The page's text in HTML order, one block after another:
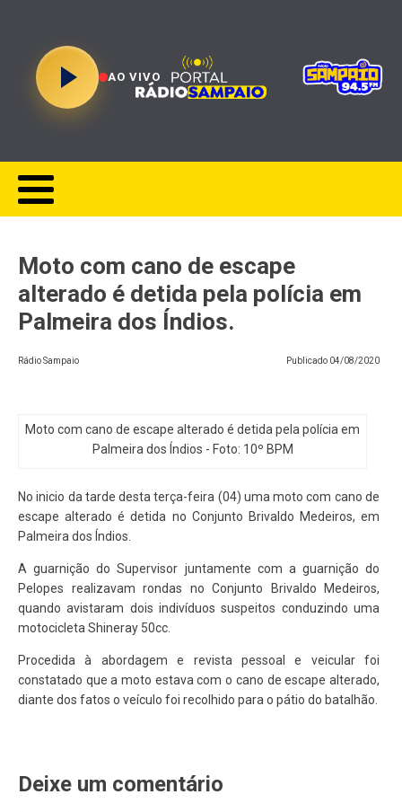
AO VIVO
Moto com cano de escape
alterado é detida pela polícia em
Palmeira dos Índios.
Rádio Sampaio Publicado 04/08/2020
Moto com cano de escape alterado é detida pela polícia em
Palmeira dos Índios - Foto: 10º BPM
No inicio da tarde desta terça-feira (04) uma moto com cano de
escape alterado é detida no Conjunto Brivaldo Medeiros, em
Palmeira dos Índios.
A guarnição do Supervisor juntamente com a guarnição do
Pelopes realizavam rondas no Conjunto Brivaldo Medeiros,
quando avistaram dois indivíduos suspeitos conduzindo uma
motocicleta Shineray 50cc.
Procedida à abordagem e revista pessoal e veicular foi
constatado que a moto estava com o cano de escape alterado,
diante dos fatos o veículo foi recolhido para o pátio do batalhão.
Deixe um comentário